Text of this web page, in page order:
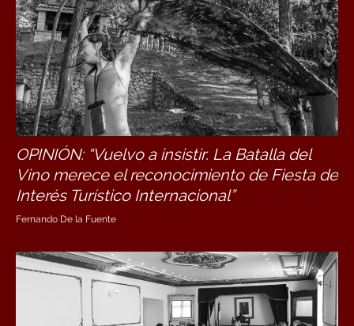
OPINIÓN: “Vuelvo a insistir. La Batalla del
Vino merece el reconocimiento de Fiesta de
Interés Turístico Internacional”
Fernando De la Fuente